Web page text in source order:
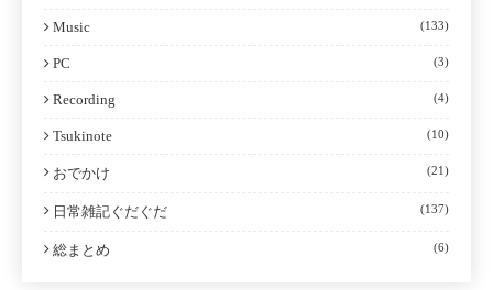
Music (133)
PC (3)
Recording (4)
Tsukinote (10)
おでかけ (21)
日常雑記ぐだぐだ (137)
総まとめ (6)